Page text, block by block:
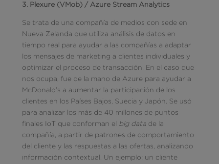
3. Plexure (VMob) / Azure Stream Analytics
Se trata de una compañía de medios con sede en
Nueva Zelanda que utiliza análisis de datos en
tiempo real para ayudar a las compañías a adaptar
los mensajes de marketing a clientes individuales y
optimizar el proceso de transacción. En el caso que
nos ocupa, fue de la mano de Azure para ayudar a
McDonald’s a aumentar la participación de los
clientes en los Países Bajos, Suecia y Japón. Se usó
para analizar los más de 40 millones de puntos
finales IoT que conforman el big datade la
compañía, a partir de patrones de comportamiento
del cliente y las respuestas a las ofertas, analizando
información contextual. Un ejemplo: un cliente